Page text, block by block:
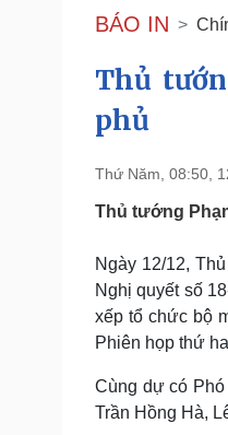
Chính trị
Tổ chức nhân sự
Quốc hội
Nhận diện sự thật
Pháp luật
Tư vấn luật
Dinh dưỡng -
Cây thuốc
BÁO IN
Thủ
phủ
Thứ Năm, 08:50,
Thủ tướng
Ngày 12/12,
Nghị quyết số
xếp tổ chức bộ
Phiên họp thứ
Cùng dự có
Trần Hồng Hà,